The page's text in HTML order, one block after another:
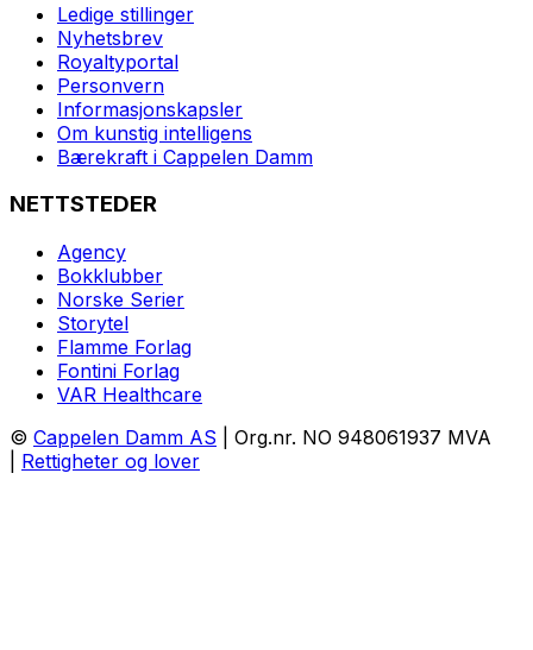
Ledige stillinger
Nyhetsbrev
Royaltyportal
Personvern
Informasjonskapsler
Om kunstig intelligens
Bærekraft i Cappelen Damm
NETTSTEDER
Agency
Bokklubber
Norske Serier
Storytel
Flamme Forlag
Fontini Forlag
VAR Healthcare
© Cappelen Damm AS | Org.nr. NO 948061937 MVA
Rettigheter og lover